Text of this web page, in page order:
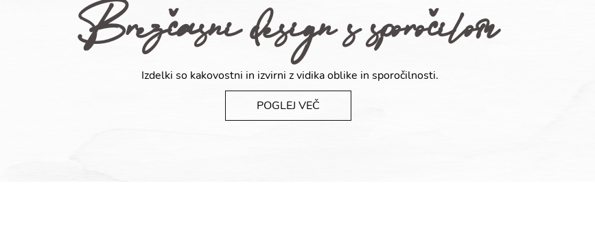
Brezčasni design s sporočilom
Izdelki so kakovostni in izvirni z vidika oblike in sporočilnosti.
POGLEJ VEČ